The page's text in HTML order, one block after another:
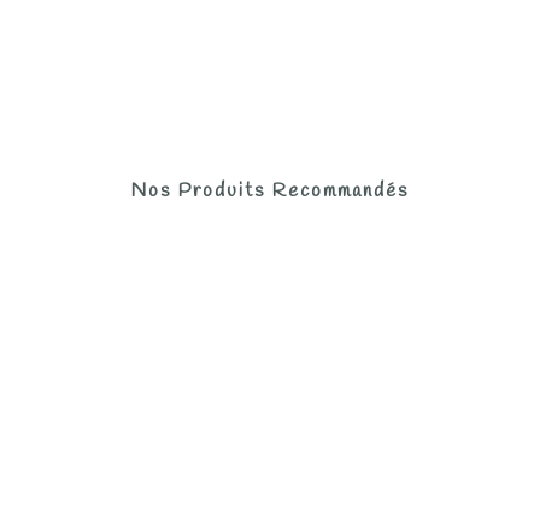
Nos Produits Recommandés